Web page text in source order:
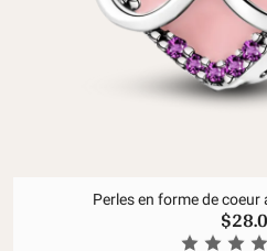
Perles en forme de